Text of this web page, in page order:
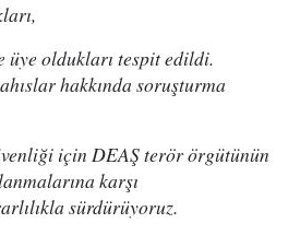
üye oldukları tespit edildi.
hakkında soruşturma
için DEAŞ terör örgütünün
karşı
sürdürüyoruz.